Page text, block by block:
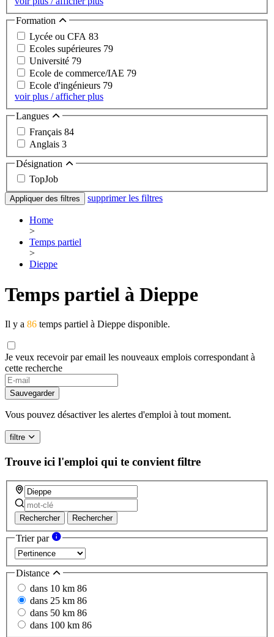
Formation
Lycée ou CFA 83
Ecoles supérieures 79
Université 79
Ecole de commerce/IAE 79
Ecole d'ingénieurs 79
voir plus / afficher plus
Langues
Français 84
Anglais 3
Désignation
TopJob
Appliquer des filtres supprimer les filtres
Home
>
Temps partiel
>
Dieppe
Temps partiel à Dieppe
Il y a 86 temps partiel à Dieppe disponible.
Je veux recevoir par email les nouveaux emplois correspondant à
cette recherche
If
you
are
a
human,
ignore
this
field
Sauvegarder
Vous pouvez désactiver les alertes d'emploi à tout moment.
filtre
Trouve ici l'emploi qui te convient filtre
Rechercher Rechercher
Trier par
Distance
dans 10 km 86
dans 25 km 86
dans 50 km 86
dans 100 km 86